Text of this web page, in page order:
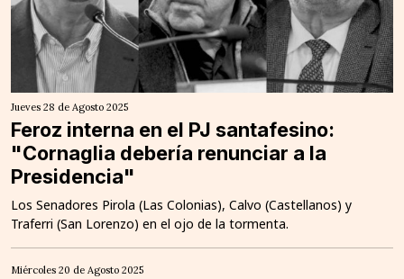
Jueves 28 de Agosto 2025
Feroz interna en el PJ santafesino:
"Cornaglia debería renunciar a la
Presidencia"
Los Senadores Pirola (Las Colonias), Calvo (Castellanos) y
Traferri (San Lorenzo) en el ojo de la tormenta.
Miércoles 20 de Agosto 2025